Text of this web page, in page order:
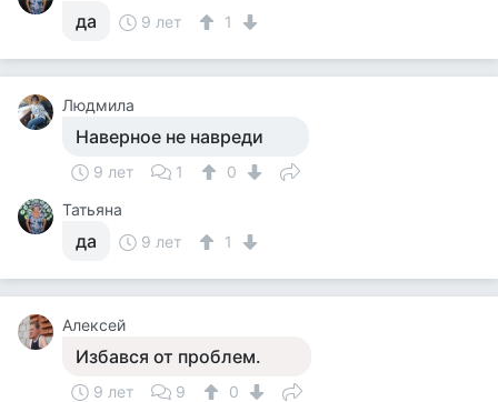
да 9 лет 1
Людмила
Наверное не навреди
9 лет 1
0
Татьяна
да 9 лет 1
Алексей
Избався от проблем.
9 лет 9
0